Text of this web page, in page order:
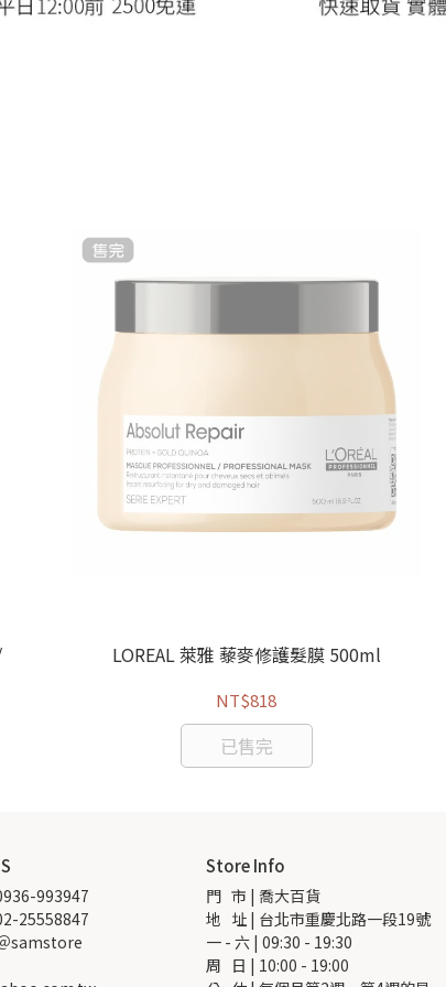
LOREAL 萊雅 藜麥修護髮膜 500ml
NT$818
已售完
993947
25558847
samstore
Store Info
門   市 | 喬大百貨
地   址 | 台北市重慶北路一段19號
一 - 六 | 09:30 - 19:30
周   日 | 10:00 - 19:00